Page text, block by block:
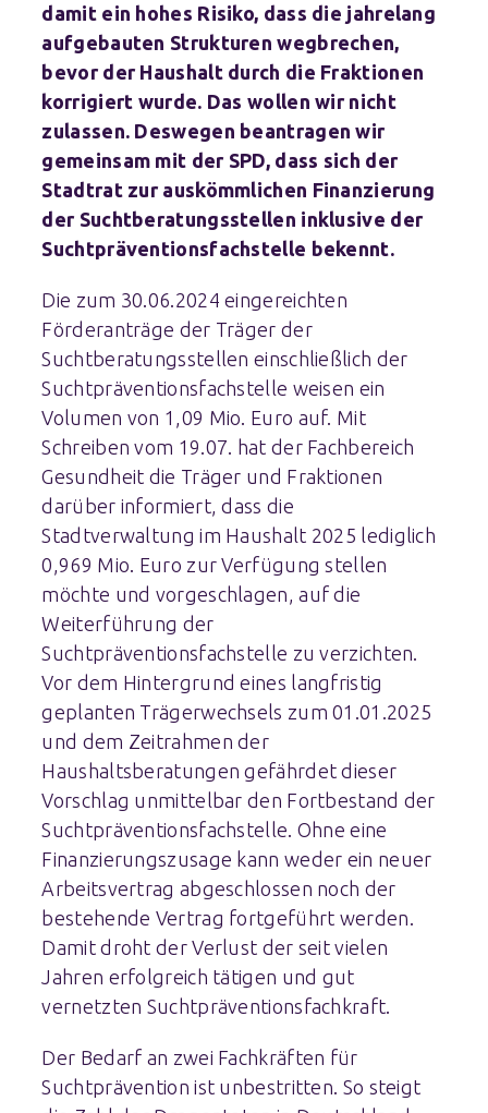
damit ein hohes Risiko, dass die jahrelang
aufgebauten Strukturen wegbrechen,
bevor der Haushalt durch die Fraktionen
korrigiert wurde. Das wollen wir nicht
zulassen. Deswegen beantragen wir
gemeinsam mit der SPD, dass sich der
Stadtrat zur auskömmlichen Finanzierung
der Suchtberatungsstellen inklusive der
Suchtpräventionsfachstelle bekennt.
Die zum 30.06.2024 eingereichten
Förderanträge der Träger der
Suchtberatungsstellen einschließlich der
Suchtpräventionsfachstelle weisen ein
Volumen von 1,09 Mio. Euro auf. Mit
Schreiben vom 19.07. hat der Fachbereich
Gesundheit die Träger und Fraktionen
darüber informiert, dass die
Stadtverwaltung im Haushalt 2025 lediglich
0,969 Mio. Euro zur Verfügung stellen
möchte und vorgeschlagen, auf die
Weiterführung der
Suchtpräventionsfachstelle zu verzichten.
Vor dem Hintergrund eines langfristig
geplanten Trägerwechsels zum 01.01.2025
und dem Zeitrahmen der
Haushaltsberatungen gefährdet dieser
Vorschlag unmittelbar den Fortbestand der
Suchtpräventionsfachstelle. Ohne eine
Finanzierungszusage kann weder ein neuer
Arbeitsvertrag abgeschlossen noch der
bestehende Vertrag fortgeführt werden.
Damit droht der Verlust der seit vielen
Jahren erfolgreich tätigen und gut
vernetzten Suchtpräventionsfachkraft.
Der Bedarf an zwei Fachkräften für
Suchtprävention ist unbestritten. So steigt